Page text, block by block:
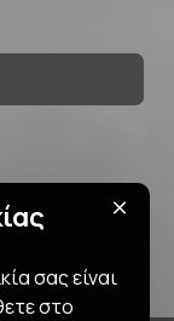
σας είναι
στο